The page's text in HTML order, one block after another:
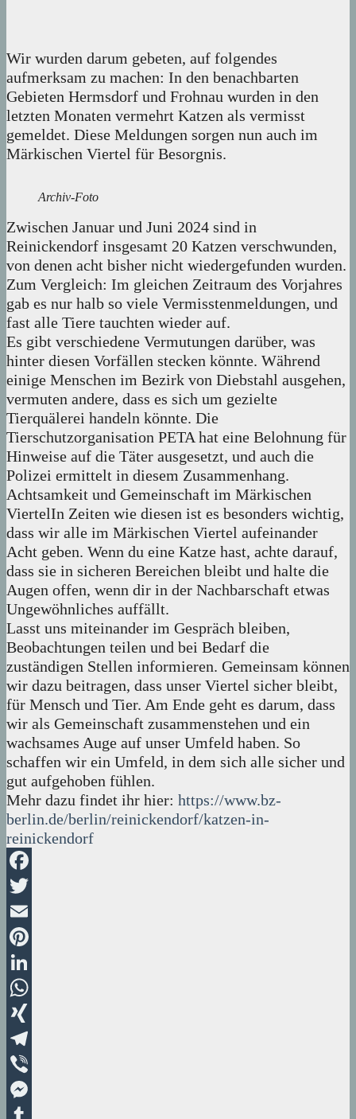
Wir wurden darum gebeten, auf folgendes
aufmerksam zu machen: In den benachbarten
Gebieten Hermsdorf und Frohnau wurden in den
letzten Monaten vermehrt Katzen als vermisst
gemeldet. Diese Meldungen sorgen nun auch im
Märkischen Viertel für Besorgnis.
Archiv-Foto
Zwischen Januar und Juni 2024 sind in
Reinickendorf insgesamt 20 Katzen verschwunden,
von denen acht bisher nicht wiedergefunden wurden.
Zum Vergleich: Im gleichen Zeitraum des Vorjahres
gab es nur halb so viele Vermisstenmeldungen, und
fast alle Tiere tauchten wieder auf.
Es gibt verschiedene Vermutungen darüber, was
hinter diesen Vorfällen stecken könnte. Während
einige Menschen im Bezirk von Diebstahl ausgehen,
vermuten andere, dass es sich um gezielte
Tierquälerei handeln könnte. Die
Tierschutzorganisation PETA hat eine Belohnung für
Hinweise auf die Täter ausgesetzt, und auch die
Polizei ermittelt in diesem Zusammenhang.
Achtsamkeit und Gemeinschaft im Märkischen
ViertelIn Zeiten wie diesen ist es besonders wichtig,
dass wir alle im Märkischen Viertel aufeinander
Acht geben. Wenn du eine Katze hast, achte darauf,
dass sie in sicheren Bereichen bleibt und halte die
Augen offen, wenn dir in der Nachbarschaft etwas
Ungewöhnliches auffällt.
Lasst uns miteinander im Gespräch bleiben,
Beobachtungen teilen und bei Bedarf die
zuständigen Stellen informieren. Gemeinsam können
wir dazu beitragen, dass unser Viertel sicher bleibt,
für Mensch und Tier. Am Ende geht es darum, dass
wir als Gemeinschaft zusammenstehen und ein
wachsames Auge auf unser Umfeld haben. So
schaffen wir ein Umfeld, in dem sich alle sicher und
gut aufgehoben fühlen.
Mehr dazu findet ihr hier: https://www.bz-
berlin.de/berlin/reinickendorf/katzen-in-
reinickendorf
Facebook
Twitter
Email
Pinterest
LinkedIn
WhatsApp
XING
Telegram
Viber
Messenger